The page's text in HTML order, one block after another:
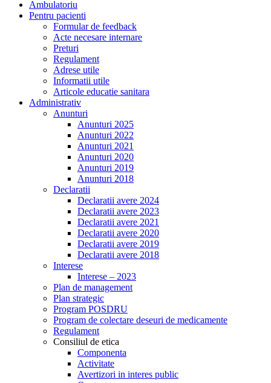
Ambulatoriu
Pentru pacienti
Formular de feedback
Acte necesare internare
Preturi
Regulament
Adrese utile
Informatii utile
Articole educatie sanitara
Administrativ
Anunturi
Anunturi 2025
Anunturi 2022
Anunturi 2021
Anunturi 2020
Anunturi 2019
Anunturi 2018
Declaratii
Declaratii avere 2024
Declaratii avere 2023
Declaratii avere 2021
Declaratii avere 2020
Declaratii avere 2019
Declaratii avere 2018
Interese
Interese – 2023
Plan de management
Plan strategic
Program POSDRU
Program de colectare deseuri de medicamente
Regulament
Consiliul de etica
Componenta
Activitate
Avertizori in interes public